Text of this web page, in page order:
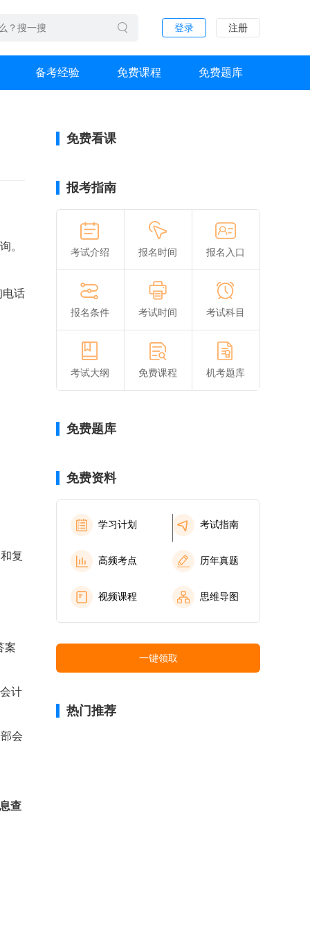
登录 注册
备考经验 免费课程 免费题库
。
电话
复
案
计
会
查
免费看课
报考指南
考试介绍 报名时间 报名入口
报名条件 考试时间 考试科目
考试大纲 免费课程 机考题库
免费题库
免费资料
学习计划 考试指南
高频考点 历年真题
视频课程 思维导图
一键领取
热门推荐